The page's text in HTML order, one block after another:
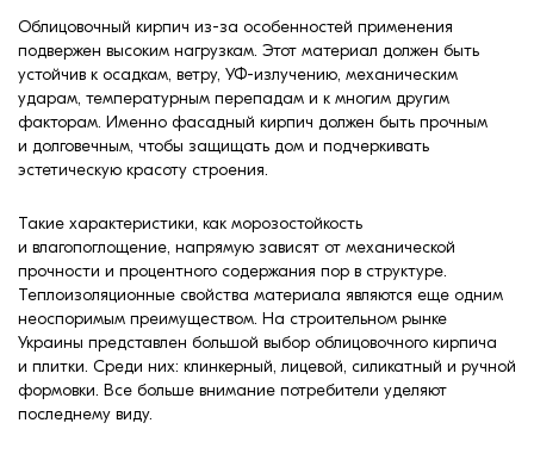
формовки
Клинкерная плитка
Ступени, крыльцо
Строительные
смеси
Облицовочный кирпич из-за особенностей применения
подвержен высоким нагрузкам. Этот материал должен быть
устойчив к осадкам, ветру, УФ-излучению, механическим
ударам, температурным перепадам и к многим другим
факторам. Именно фасадный кирпич должен быть прочным
и долговечным, чтобы защищать дом и подчеркивать
эстетическую красоту строения.
Такие характеристики, как морозостойкость
и влагопоглощение, напрямую зависят от механической
прочности и процентного содержания пор в структуре.
Теплоизоляционные свойства материала являются еще одним
неоспоримым преимуществом. На строительном рынке
Украины представлен большой выбор облицовочного кирпича
и плитки. Среди них: клинкерный, лицевой, силикатный и ручной
формовки. Все больше внимание потребители уделяют
последнему виду.